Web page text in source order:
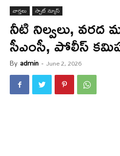
వార్త‌లు స్పాట్ న్యూస్
నీటి నిల్వలు, వరద
సీఎంసీ, పోలీస్
By admin - June 2, 2026